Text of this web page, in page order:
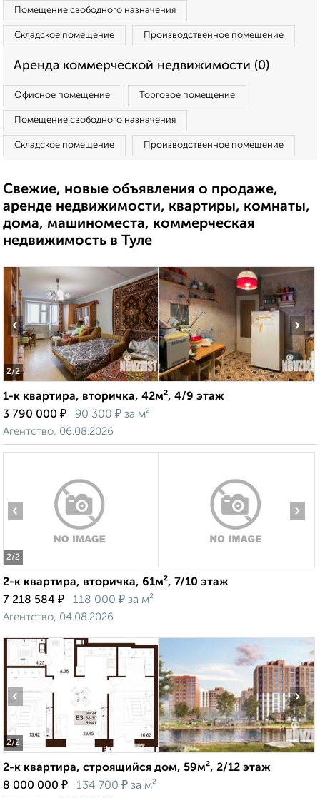
Помещение свободного назначения
Складское помещение Производственное помещение
Аренда коммерческой недвижимости (0)
Офисное помещение Торговое помещение
Помещение свободного назначения
Складское помещение Производственное помещение
Свежие, новые объявления о продаже,
аренде недвижимости, квартиры, комнаты,
дома, машиноместа, коммерческая
недвижимость в Туле
2/2
‹ ›
1-к квартира, вторичка, 42м², 4/9 этаж
3 790 000 ₽ 90 300 ₽ за м²
Агентство, 06.08.2026
2/2
‹ ›
2-к квартира, вторичка, 61м², 7/10 этаж
7 218 584 ₽ 118 000 ₽ за м²
Агентство, 04.08.2026
2/2
‹ ›
2-к квартира, строящийся дом, 59м², 2/12 этаж
8 000 000 ₽ 134 700 ₽ за м²